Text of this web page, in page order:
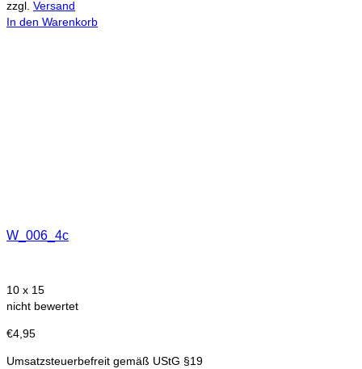
zzgl. Versand
In den Warenkorb
W_006_4c
10 x 15
nicht bewertet
€4,95
Umsatzsteuerbefreit gemäß UStG §19